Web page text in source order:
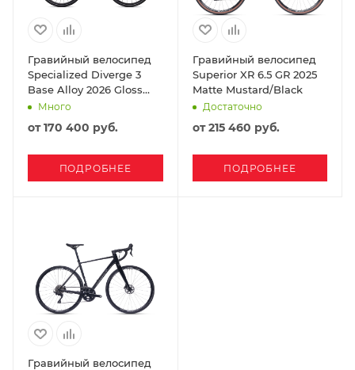
Гравийный велосипед
Specialized Diverge 3
Base Alloy 2026 Gloss
Dune White/ Ashen
Много
от170 400 руб.
ПОДРОБНЕЕ
Гравийный велосипед
Superior XR 6.5 GR 2025
Matte Mustard/Black
Достаточно
от215 460 руб.
ПОДРОБНЕЕ
Гравийный велосипед